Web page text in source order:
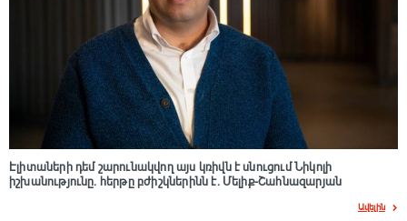
Էլիտաների դեմ շարունակվող այս կռիվն է սնուցում Նիկոլի
իշխանությունը. հերթը բժիշկներինն է. Մելիք-Շահնազարյան
Ավելին